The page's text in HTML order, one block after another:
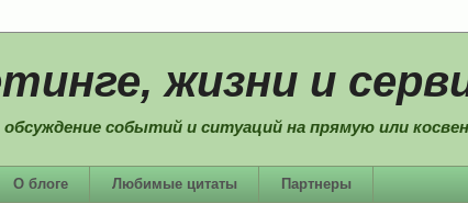
жизни и
событий и ситуаций на прямую или
О блоге Любимые цитаты Партнеры